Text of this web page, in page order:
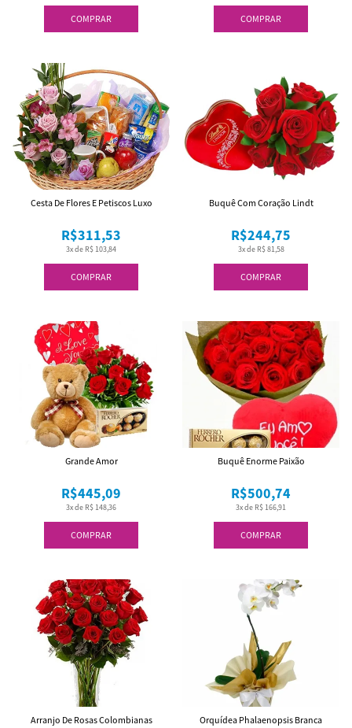
COMPRAR COMPRAR
COMPRAR
3x de R$ 103,84
R$311,53
Cesta De Flores E Petiscos Luxo
COMPRAR
3x de R$ 81,58
R$244,75
Buquê Com Coração Lindt
COMPRAR
3x de R$ 148,36
R$445,09
Grande Amor
COMPRAR
3x de R$ 166,91
R$500,74
Buquê Enorme Paixão
Arranjo De Rosas Colombianas
Orquídea Phalaenopsis Branca